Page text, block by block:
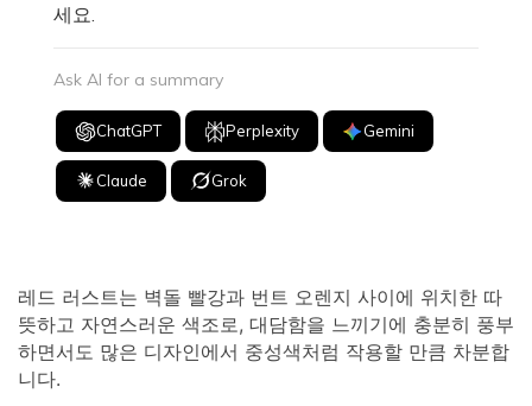
세요.
Ask AI for a summary
ChatGPT Perplexity Gemini
Claude Grok
레드 러스트는 벽돌 빨강과 번트 오렌지 사이에 위치한 따
뜻하고 자연스러운 색조로, 대담함을 느끼기에 충분히 풍부
하면서도 많은 디자인에서 중성색처럼 작용할 만큼 차분합
니다.